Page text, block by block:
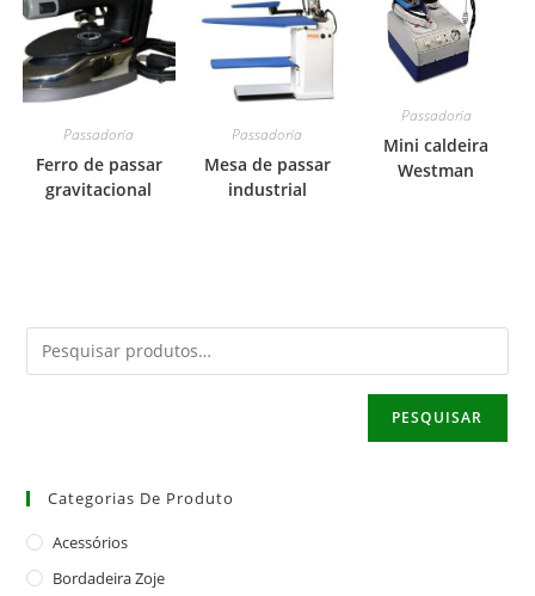
Passadoria
Ferro de passar
gravitacional
Passadoria
Mesa de passar
industrial
Passadoria
Mini caldeira
Westman
PESQUISAR
Categorias De Produto
Acessórios
Bordadeira Zoje